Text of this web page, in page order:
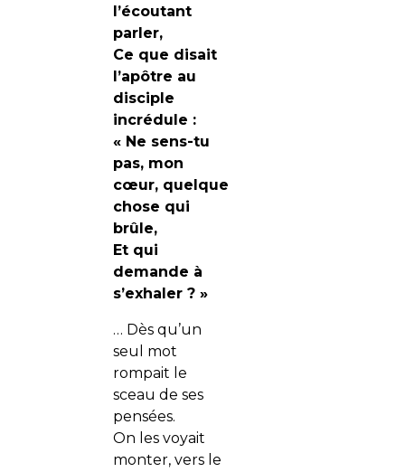
l’écoutant
parler,
Ce que disait
l’apôtre au
disciple
incrédule :
« Ne sens-tu
pas, mon
cœur, quelque
chose qui
brûle,
Et qui
demande à
s’exhaler ? »
… Dès qu’un
seul mot
rompait le
sceau de ses
pensées.
On les voyait
monter, vers le